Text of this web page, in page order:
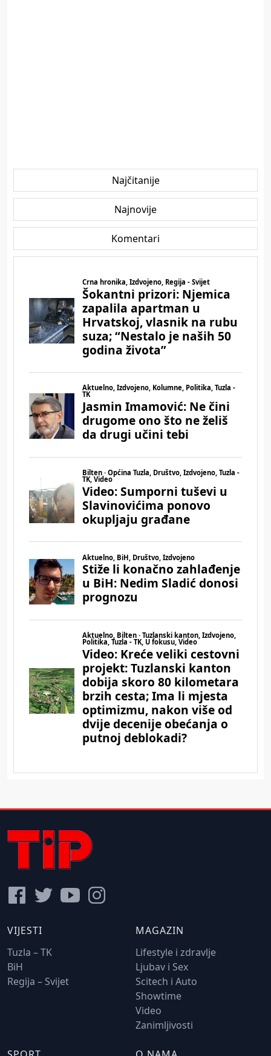
Najčitanije
Najnovije
Komentari
VIJESTI
Tuzla – TK
BiH
Regija – Svijet
MAGAZIN
Lifestyle i zdravlje
Ljubav i Sex
Scitech i Auto
Showtime
Video
Zanimljivosti